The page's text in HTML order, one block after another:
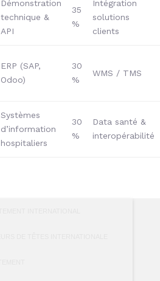
Démonstration
technique &
API
35
%
Intégration
solutions
clients
ERP (SAP,
Odoo)
30
%
WMS / TMS
Systèmes
d’information
hospitaliers
30
%
Data santé &
interopérabilité